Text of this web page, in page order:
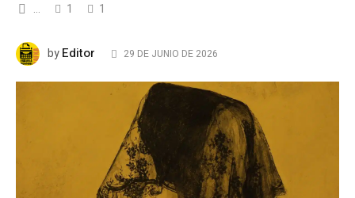
... 1 1
byEditor 29 DE JUNIO DE 2026